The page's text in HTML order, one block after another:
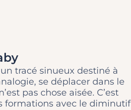
tracé sinueux destiné à
se déplacer dans le
pas chose aisée. C’est
formations avec le diminutif